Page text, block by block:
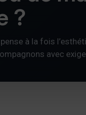
?
à la fois
avec